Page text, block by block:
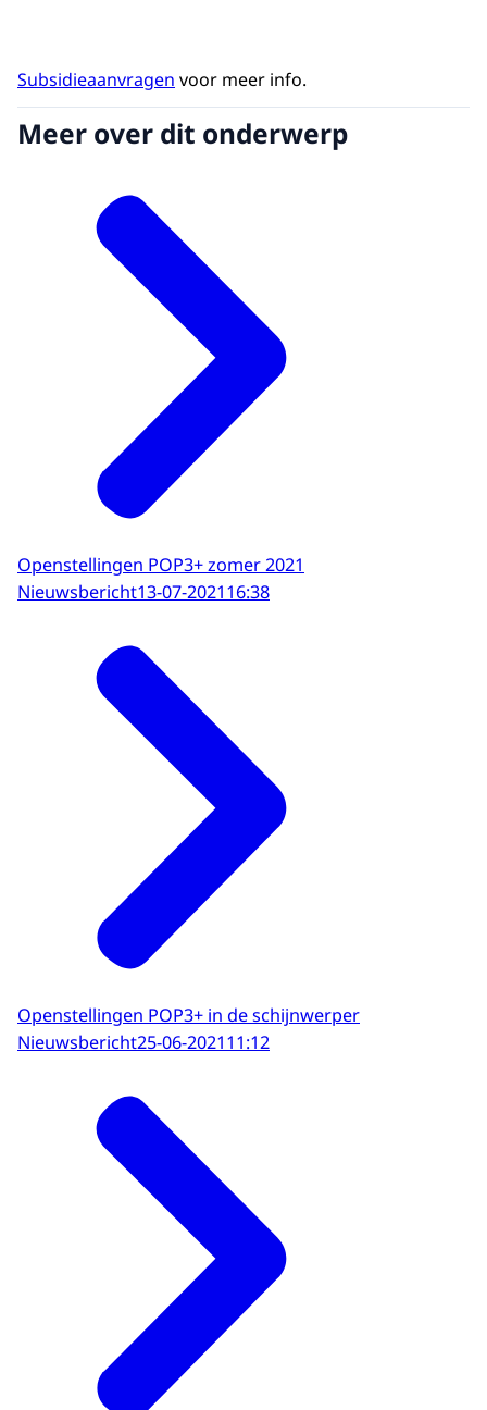
Subsidieaanvragen voor meer info.
Meer over dit onderwerp
Openstellingen POP3+ zomer 2021
Nieuwsbericht13-07-202116:38
Openstellingen POP3+ in de schijnwerper
Nieuwsbericht25-06-202111:12